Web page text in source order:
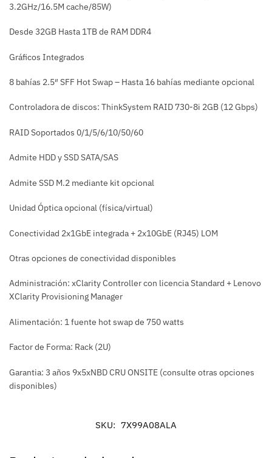
3.2GHz/16.5M cache/85W)
Desde 32GB Hasta 1TB de RAM DDR4
Gráficos Integrados
8 bahías 2.5″ SFF Hot Swap – Hasta 16 bahías mediante opcional
Controladora de discos: ThinkSystem RAID 730-8i 2GB (12 Gbps)
RAID Soportados 0/1/5/6/10/50/60
Admite HDD y SSD SATA/SAS
Admite SSD M.2 mediante kit opcional
Unidad Óptica opcional (física/virtual)
Conectividad 2x1GbE integrada + 2x10GbE (RJ45) LOM
Otras opciones de conectividad disponibles
Administración: xClarity Controller con licencia Standard + Lenovo
XClarity Provisioning Manager
Alimentación: 1 fuente hot swap de 750 watts
Factor de Forma: Rack (2U)
Garantia: 3 años 9x5xNBD CRU ONSITE (consulte otras opciones
disponibles)
SKU: 7X99A08ALA